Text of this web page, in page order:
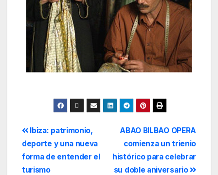
ABAO BILBAO OPERA
comienza un trienio
histórico para celebrar
su doble aniversario
Ibiza: patrimonio,
deporte y una nueva
forma de entender el
turismo